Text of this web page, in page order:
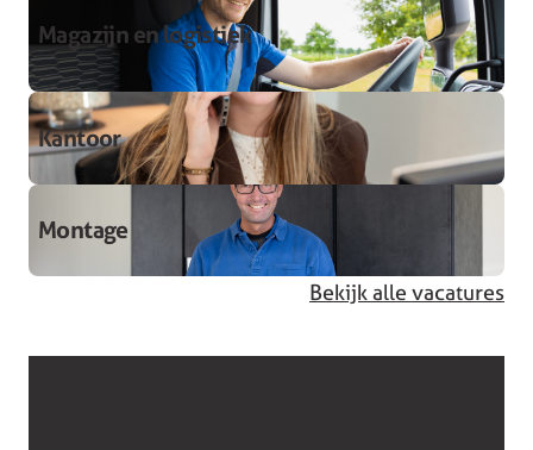
Magazijn en logistiek
Kantoor
Montage
Bekijk alle vacatures